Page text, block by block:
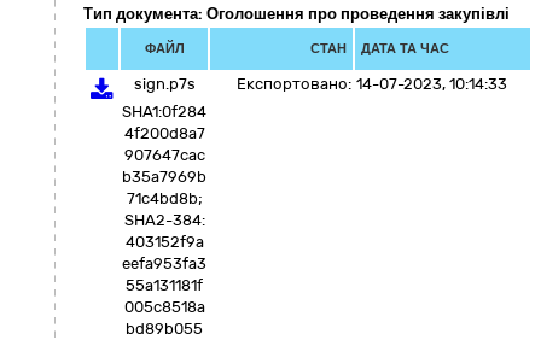
Тип документа: Оголошення про проведення закупівлі
ФАЙЛ СТАН ДАТА ТА ЧАС
sign.p7s
SHA1:0f284
4f200d8a7
907647cac
b35a7969b
71c4bd8b;
SHA2-384:
403152f9a
eefa953fa3
55a131181f
005c8518a
bd89b055
Експортовано: 14-07-2023, 10:14:33